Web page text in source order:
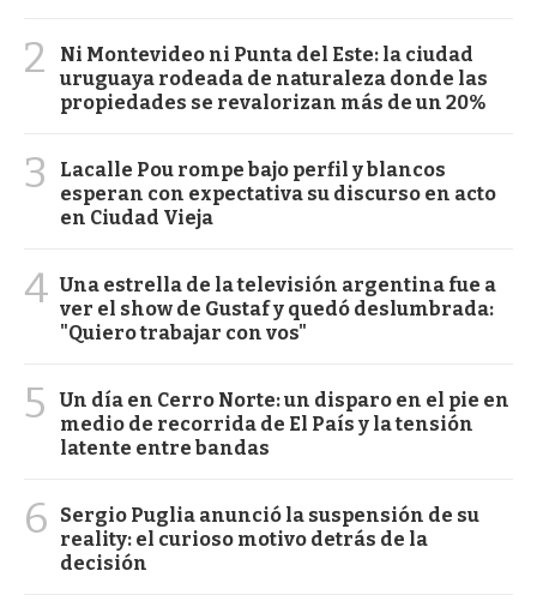
2
Ni Montevideo ni Punta del Este: la ciudad
uruguaya rodeada de naturaleza donde las
propiedades se revalorizan más de un 20%
3
Lacalle Pou rompe bajo perfil y blancos
esperan con expectativa su discurso en acto
en Ciudad Vieja
4 Una estrella de la televisión argentina fue a
ver el show de Gustaf y quedó deslumbrada:
"Quiero trabajar con vos"
5
Un día en Cerro Norte: un disparo en el pie en
medio de recorrida de El País y la tensión
latente entre bandas
6
Sergio Puglia anunció la suspensión de su
reality: el curioso motivo detrás de la
decisión